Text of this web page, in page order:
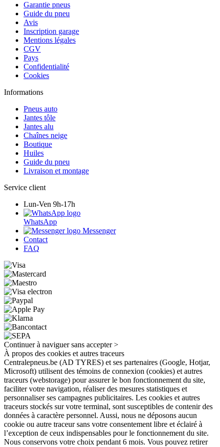
Garantie pneus
Guide du pneu
Avis
Inscription garage
Mentions légales
CGV
Pays
Confidentialité
Cookies
Informations
Pneus auto
Jantes tôle
Jantes alu
Chaînes neige
Boutique
Huiles
Guide du pneu
Livraison et montage
Service client
Lun-Ven 9h-17h
WhatsApp
Messenger
Contact
FAQ
Continuer à naviguer sans accepter >
À propos des cookies et autres traceurs
Centralepneus.be (AD TYRES) et ses partenaires (Google, Hotjar,
Microsoft) utilisent des témoins de connexion (cookies) et autres
traceurs (webstorage) pour assurer le bon fonctionnement du site,
faciliter votre navigation, réaliser des mesures statistiques et
personnaliser ses campagnes publicitaires. Les cookies et autres
traceurs stockés sur votre terminal, sont susceptibles de contenir des
données à caractère personnel. Aussi, nous ne déposons aucun
cookie ou autre traceur sans votre consentement libre et éclairé à
l’exception de ceux indispensables pour le fonctionnement du site.
Nous conservons votre choix pendant 6 mois. Vous pouvez retirer